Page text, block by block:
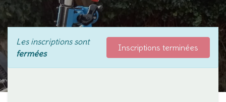
Les inscriptions sont
fermées
Inscriptions terminées